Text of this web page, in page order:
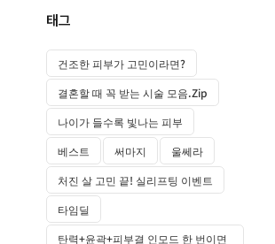
태그
건조한 피부가 고민이라면?
결혼할 때 꼭 받는 시술 모음.zip
나이가 들수록 빛나는 피부
베스트
써마지
울쎄라
처진 살 고민 끝! 실리프팅 이벤트
타임딜
탄력+윤곽+피부결 인모드 한 번이면